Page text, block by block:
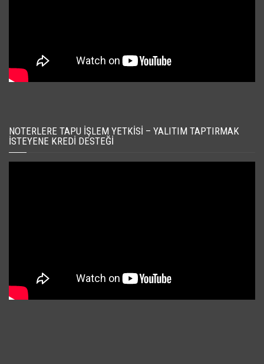
NOTERLERE TAPU İŞLEM YETKISI – YALITIM TAPTIRMAK
İSTEYENE KREDI DESTEĞI